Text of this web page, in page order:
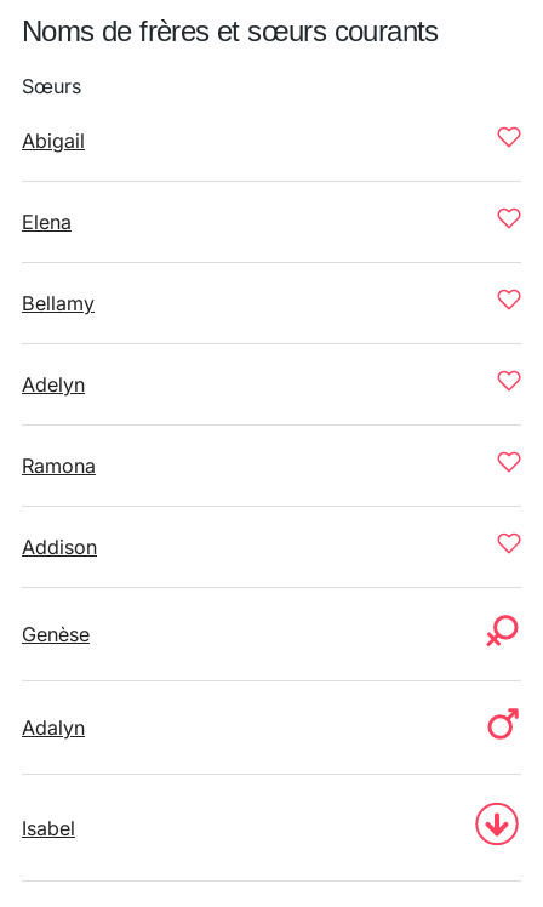
Noms de frères et sœurs courants
Sœurs
Abigail
Elena
Bellamy
Adelyn
Ramona
Addison
Genèse
Adalyn
Isabel